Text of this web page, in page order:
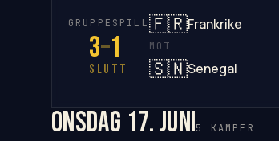
GRUPPESPILL
3–1
SLUTT
🇫🇷Frankrike
MOT
🇸🇳Senegal
onsdag 17. juni5 KAMPER